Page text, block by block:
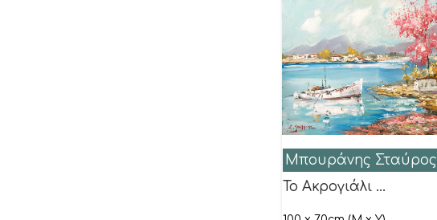
Μπουράνης Σταύρος
Το Ακρογιάλι …